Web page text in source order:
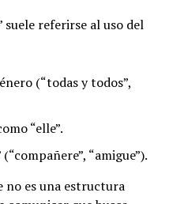
suele referirse al uso del
(“todas y todos”,
“elle”.
“amigue”).
no es una estructura